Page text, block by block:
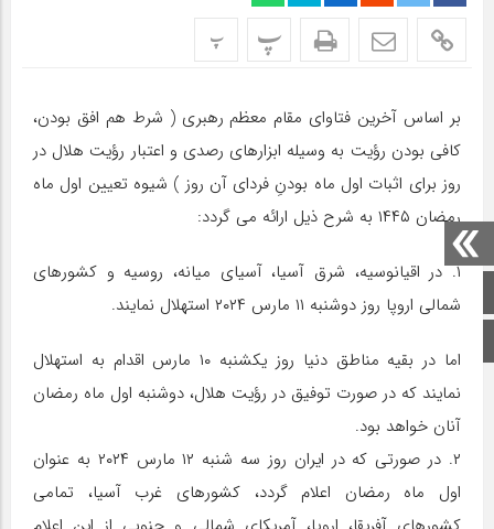
پ پ
بر اساس آخرین فتاوای مقام معظم رهبری ( شرط هم افق بودن،
کافی بودن رؤیت به وسیله ابزارهای رصدی و اعتبار رؤیت هلال در
روز برای اثبات اول ماه بودنِ فردای آن روز ) شیوه تعیین اول ماه
رمضان ۱۴۴۵ به شرح ذیل ارائه می گردد:
۱. در اقیانوسیه، شرق آسیا، آسیای میانه، روسیه و کشورهای
شمالی اروپا روز دوشنبه ۱۱ مارس ۲۰۲۴ استهلال نمایند.
اما در بقیه مناطق دنیا روز یکشنبه ۱۰ مارس اقدام به استهلال
نمایند که در صورت توفیق در رؤیت هلال، دوشنبه اول ماه رمضان
آنان خواهد بود.
۲. در صورتی که در ایران روز سه شنبه ۱۲ مارس ۲۰۲۴ به عنوان
اول ماه رمضان اعلام گردد، کشورهای غرب آسیا، تمامی